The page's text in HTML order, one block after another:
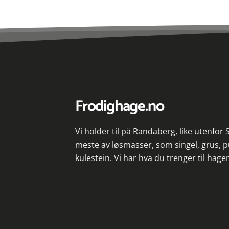
Frodighage.no
Vi holder til på Randaberg, like utenfor
meste av løsmasser, som singel, grus,
kulestein. Vi har hva du trenger til